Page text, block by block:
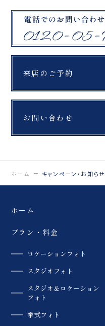
来店のご予約
お問い合わせ
ホーム キャンペーン・お知らせ
ホーム
プラン・料金
ロケーションフォト
スタジオフォト
スタジオ＆ロケーション
フォト
挙式フォト